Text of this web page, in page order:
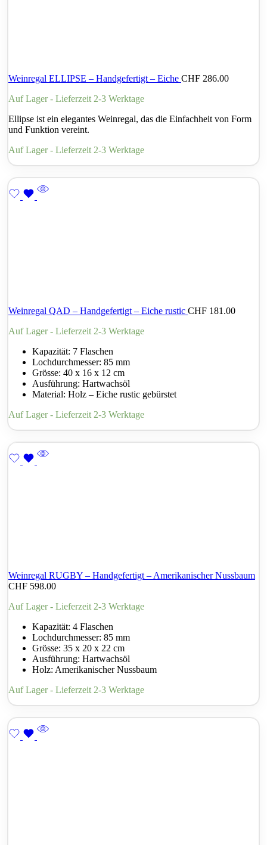
Weinregal ELLIPSE – Handgefertigt – Eiche CHF 286.00
Auf Lager - Lieferzeit 2-3 Werktage
Ellipse ist ein elegantes Weinregal, das die Einfachheit von Form
und Funktion vereint.
Auf Lager - Lieferzeit 2-3 Werktage
Weinregal QAD – Handgefertigt – Eiche rustic CHF 181.00
Auf Lager - Lieferzeit 2-3 Werktage
Kapazität: 7 Flaschen
Lochdurchmesser: 85 mm
Grösse: 40 x 16 x 12 cm
Ausführung: Hartwachsöl
Material: Holz – Eiche rustic gebürstet
Auf Lager - Lieferzeit 2-3 Werktage
Weinregal RUGBY – Handgefertigt – Amerikanischer Nussbaum
CHF 598.00
Auf Lager - Lieferzeit 2-3 Werktage
Kapazität: 4 Flaschen
Lochdurchmesser: 85 mm
Grösse: 35 x 20 x 22 cm
Ausführung: Hartwachsöl
Holz: Amerikanischer Nussbaum
Auf Lager - Lieferzeit 2-3 Werktage